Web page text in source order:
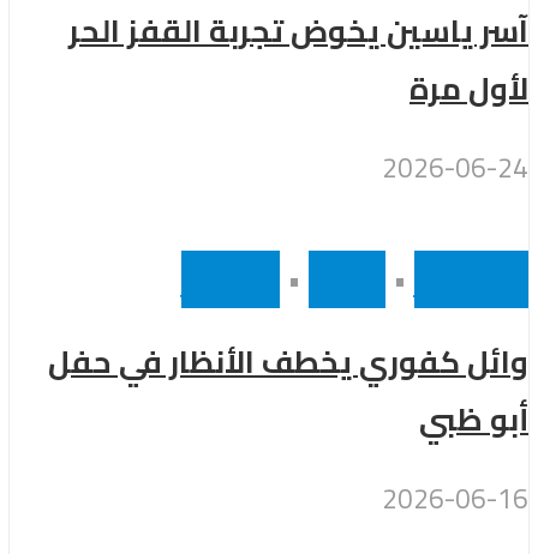
آسر ياسين يخوض تجربة القفز الحر
لأول مرة
2026-06-24
•
•
وائل كفوري يخطف الأنظار في حفل
أبو ظبي
2026-06-16